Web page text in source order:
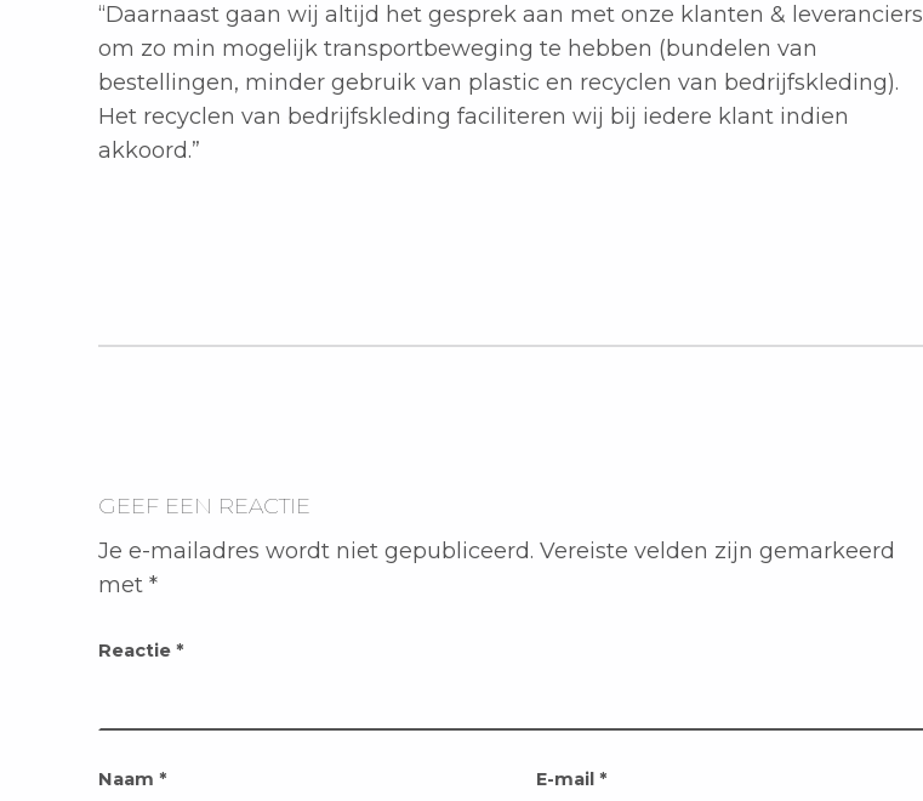
“Daarnaast gaan wij altijd het gesprek aan met onze klanten & leveranciers
om zo min mogelijk transportbeweging te hebben (bundelen van
bestellingen, minder gebruik van plastic en recyclen van bedrijfskleding).
Het recyclen van bedrijfskleding faciliteren wij bij iedere klant indien
akkoord.”
GEEF EEN REACTIE
Je e-mailadres wordt niet gepubliceerd. Vereiste velden zijn gemarkeerd
met *
Reactie *
Naam * E-mail *